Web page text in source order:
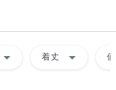
arrow_drop_down 着丈 arrow_drop_down